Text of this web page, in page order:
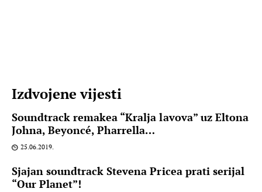
Izdvojene vijesti
Soundtrack remakea “Kralja lavova” uz Eltona
Johna, Beyoncé, Pharrella…
25.06.2019.
Sjajan soundtrack Stevena Pricea prati serijal
“Our Planet”!